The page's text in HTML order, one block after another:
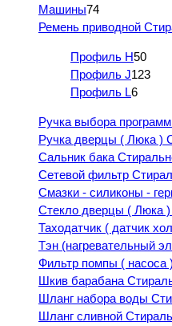
Машины74
Ремень приводной
Профиль H50
Профиль J123
Профиль L6
Ручка выбора
Ручка дверцы ( Люка )
Сальник бака
Сетевой фильтр
Смазки - силиконы -
Стекло дверцы ( Люка
Таходатчик ( датчик
Тэн (нагревательный
Фильтр помпы (
Шкив барабана
Шланг набора воды
Шланг сливной